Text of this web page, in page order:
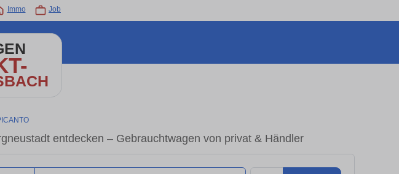
Immo Job
entdecken – Gebrauchtwagen von privat & Händler